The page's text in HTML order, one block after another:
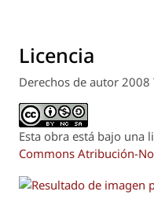
Licencia
Derechos de autor 2008
Esta obra está bajo una
Commons Atribución-